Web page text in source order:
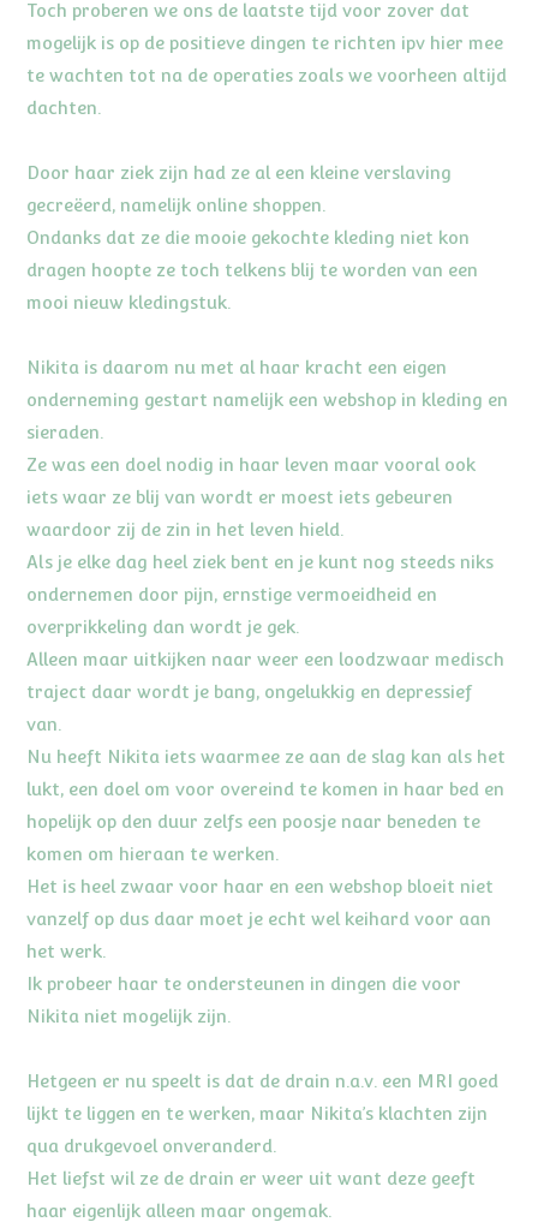
Toch proberen we ons de laatste tijd voor zover dat
mogelijk is op de positieve dingen te richten ipv hier mee
te wachten tot na de operaties zoals we voorheen altijd
dachten.
Door haar ziek zijn had ze al een kleine verslaving
gecreëerd, namelijk online shoppen.
Ondanks dat ze die mooie gekochte kleding niet kon
dragen hoopte ze toch telkens blij te worden van een
mooi nieuw kledingstuk.
Nikita is daarom nu met al haar kracht een eigen
onderneming gestart namelijk een webshop in kleding en
sieraden.
Ze was een doel nodig in haar leven maar vooral ook
iets waar ze blij van wordt er moest iets gebeuren
waardoor zij de zin in het leven hield.
Als je elke dag heel ziek bent en je kunt nog steeds niks
ondernemen door pijn, ernstige vermoeidheid en
overprikkeling dan wordt je gek.
Alleen maar uitkijken naar weer een loodzwaar medisch
traject daar wordt je bang, ongelukkig en depressief
van.
Nu heeft Nikita iets waarmee ze aan de slag kan als het
lukt, een doel om voor overeind te komen in haar bed en
hopelijk op den duur zelfs een poosje naar beneden te
komen om hieraan te werken.
Het is heel zwaar voor haar en een webshop bloeit niet
vanzelf op dus daar moet je echt wel keihard voor aan
het werk.
Ik probeer haar te ondersteunen in dingen die voor
Nikita niet mogelijk zijn.
Hetgeen er nu speelt is dat de drain n.a.v. een MRI goed
lijkt te liggen en te werken, maar Nikita’s klachten zijn
qua drukgevoel onveranderd.
Het liefst wil ze de drain er weer uit want deze geeft
haar eigenlijk alleen maar ongemak.